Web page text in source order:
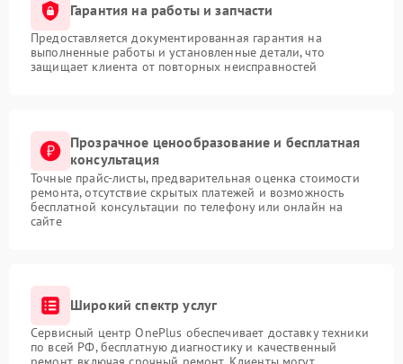
Гарантия на работы и запчасти
Предоставляется документированная гарантия на
выполненные работы и установленные детали, что
защищает клиента от повторных неисправностей
Прозрачное ценообразование и бесплатная
консультация
Точные прайс-листы, предварительная оценка стоимости
ремонта, отсутствие скрытых платежей и возможность
бесплатной консультации по телефону или онлайн на
сайте
Широкий спектр услуг
Сервисный центр OnePlus обеспечивает доставку техники
по всей РФ, бесплатную диагностику и качественный